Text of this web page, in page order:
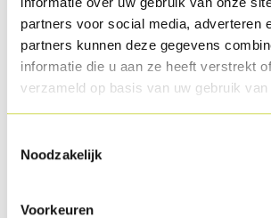
partners voor social media, adverteren
partners kunnen deze gegevens
informatie die u aan ze heeft verstrekt
verzameld op basis van uw gebruik
Noodzakelijk
Voorkeuren
Chicken stew
Reference: 278
Description
Marinated chicken in combination with a